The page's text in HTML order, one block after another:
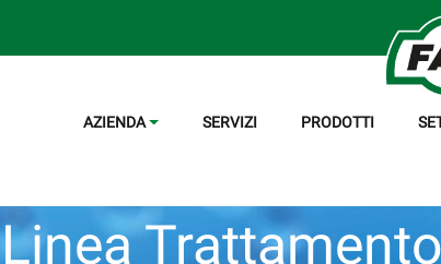
AZIENDA SERVIZI PRODOTTI
Linea